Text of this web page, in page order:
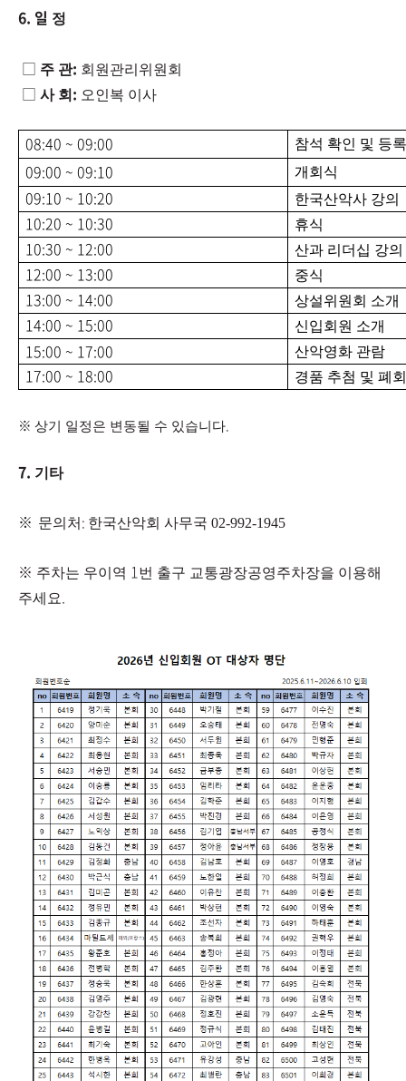
6. 일 정
□ 주 관: 회원관리위원회
□ 사 회 : 오인복 이사
08:40 ~ 09:00 참석 확인 및 등록
09:00 ~ 09:10 개회식
09:10 ~ 10:20 한국산악사 강의
10:20 ~ 10:30 휴식
10:30 ~ 12:00 산과 리더십 강의
12:00 ~ 13:00 중식
13:00 ~ 14:00 상설위원회 소개
14:00 ~ 15:00 신입회원 소개
15:00 ~ 17:00 산악영화 관람
17:00 ~ 18:00 경품 추첨 및 폐회
※ 상기 일정은 변동될 수 있습니다.
7. 기타
※ 문의처 : 한국산악회 사무국 02-992-1945
※ 주차는 우이역 1번 출구 교통광장공영주차장을 이용해
주세요.